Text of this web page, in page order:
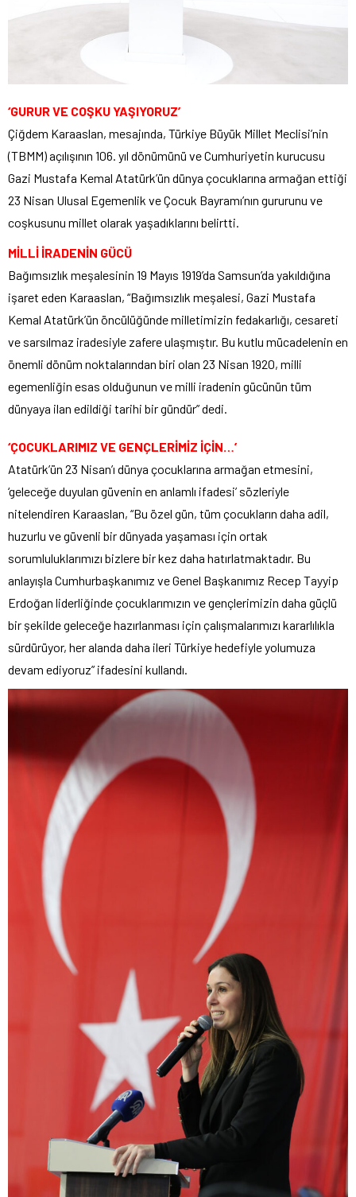
‘GURUR VE COŞKU YAŞIYORUZ’
Çiğdem Karaaslan, mesajında, Türkiye Büyük Millet Meclisi’nin
(TBMM) açılışının 106. yıl dönümünü ve Cumhuriyetin kurucusu
Gazi Mustafa Kemal Atatürk’ün dünya çocuklarına armağan ettiği
23 Nisan Ulusal Egemenlik ve Çocuk Bayramı’nın gururunu ve
coşkusunu millet olarak yaşadıklarını belirtti.
MİLLİ İRADENİN GÜCÜ
Bağımsızlık meşalesinin 19 Mayıs 1919’da Samsun’da yakıldığına
işaret eden Karaaslan, “Bağımsızlık meşalesi, Gazi Mustafa
Kemal Atatürk’ün öncülüğünde milletimizin fedakarlığı, cesareti
ve sarsılmaz iradesiyle zafere ulaşmıştır. Bu kutlu mücadelenin en
önemli dönüm noktalarından biri olan 23 Nisan 1920, milli
egemenliğin esas olduğunun ve milli iradenin gücünün tüm
dünyaya ilan edildiği tarihi bir gündür” dedi.
‘ÇOCUKLARIMIZ VE GENÇLERİMİZ İÇİN…’
Atatürk’ün 23 Nisan’ı dünya çocuklarına armağan etmesini,
‘geleceğe duyulan güvenin en anlamlı ifadesi’ sözleriyle
nitelendiren Karaaslan, “Bu özel gün, tüm çocukların daha adil,
huzurlu ve güvenli bir dünyada yaşaması için ortak
sorumluluklarımızı bizlere bir kez daha hatırlatmaktadır. Bu
anlayışla Cumhurbaşkanımız ve Genel Başkanımız Recep Tayyip
Erdoğan liderliğinde çocuklarımızın ve gençlerimizin daha güçlü
bir şekilde geleceğe hazırlanması için çalışmalarımızı kararlılıkla
sürdürüyor, her alanda daha ileri Türkiye hedefiyle yolumuza
devam ediyoruz” ifadesini kullandı.